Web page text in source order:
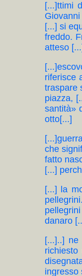
[...]ttimi
[...] si
freddo.
atteso
riferisce
traspare
piazza,
santità»
otto[...]
che
fatto
[...]
[...] la
danaro
[...]..]
ingresso